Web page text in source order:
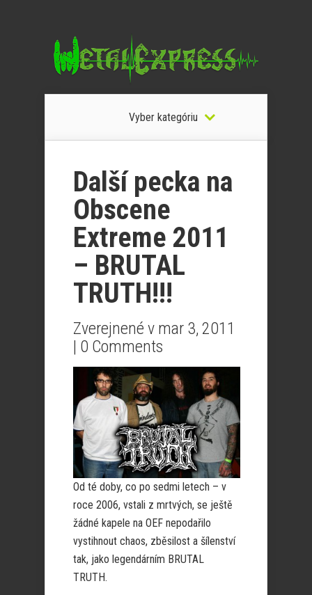
Vyber kategóriu
Další pecka na
Obscene
Extreme 2011
– BRUTAL
TRUTH!!!
Zverejnené v mar 3, 2011
| 0 Comments
Od té doby, co po sedmi letech – v
roce 2006, vstali z mrtvých, se ještě
žádné kapele na OEF nepodařilo
vystihnout chaos, zběsilost a šílenství
tak, jako legendárním BRUTAL
TRUTH.